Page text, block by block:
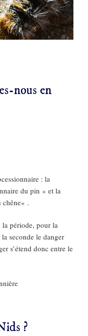
nous en
: la
du pin » et la
chêne« .
la période, pour la
seconde le danger
s’étend donc entre le
?